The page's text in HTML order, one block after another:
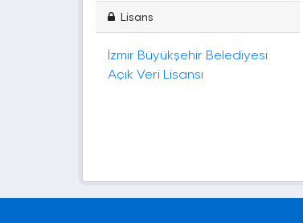
Lisans
İzmir Büyükşehir Belediyesi
Açık Veri Lisansı